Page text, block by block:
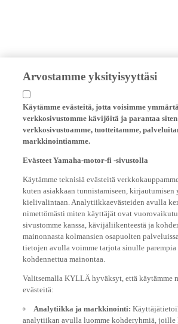
Arvostamme yksityisyyttäsi
Käytämme evästeitä, jotta voisimme
verkkosivustomme kävijöitä ja parantaa siten
verkkosivustoamme, tuotteitamme,
markkinointiamme.
Evästeet Yamaha-motor-fi -sivustolla
Käytämme teknisiä evästeitä
kuten asiakkaan tunnistamiseen, kirjautumisen
kielivalintaan. Analytiikkaevästeiden avulla
nimettömästi miten käyttäjät ovat
sivustomme kanssa, kävijäliikenteestä ja
mainonnasta kolmansien osapuolten
tietojen avulla voimme tarjota sinulle
kohdennettua mainontaa.
Valitsemalla KYLLÄ hyväksyt, että käytämme
evästeitä:
Analytiikka ja markkinointi:
analytiikan avulla luomme kohderyhmiä, joille